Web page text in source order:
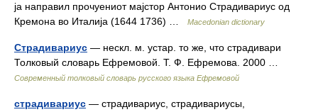
ја направил прочуениот мајстор Антонио Страдивариус од
Кремона во Италија (1644 1736) …
Macedonian dictionary
Страдивариус — нескл. м. устар. то же, что страдивари
Толковый словарь Ефремовой. Т. Ф. Ефремова. 2000 …
Современный толковый словарь русского языка Ефремовой
страдивариус — страдивариус, страдивариусы,